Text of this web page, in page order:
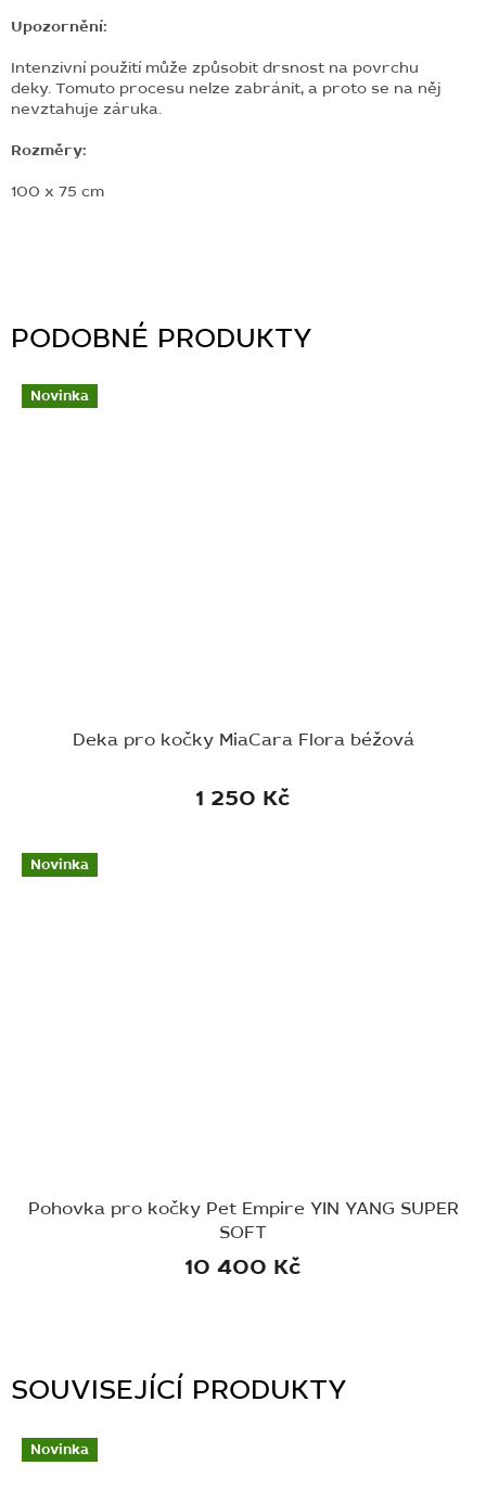
SOUVISEJÍCÍ PRODUKTY
Novinka
Upozornění:
Intenzivní použití může způsobit drsnost na povrchu
deky. Tomuto procesu nelze zabránit, a proto se na něj
nevztahuje záruka.
Rozměry:
100 x 75 cm
Novinka
Deka pro kočky MiaCara Flora béžová
1 250 Kč
Novinka
Pohovka pro kočky Pet Empire YIN YANG SUPER
SOFT
10 400 Kč